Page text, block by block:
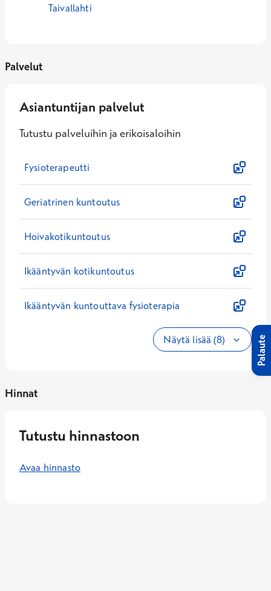
Taivallahti
Palvelut
Asiantuntijan palvelut
Tutustu palveluihin ja erikoisaloihin
Fysioterapeutti
Geriatrinen kuntoutus
Hoivakotikuntoutus
Ikääntyvän kotikuntoutus
Ikääntyvän kuntouttava fysioterapia
Näytä lisää (8)
Hinnat
Tutustu hinnastoon
Avaa hinnasto
Palaute